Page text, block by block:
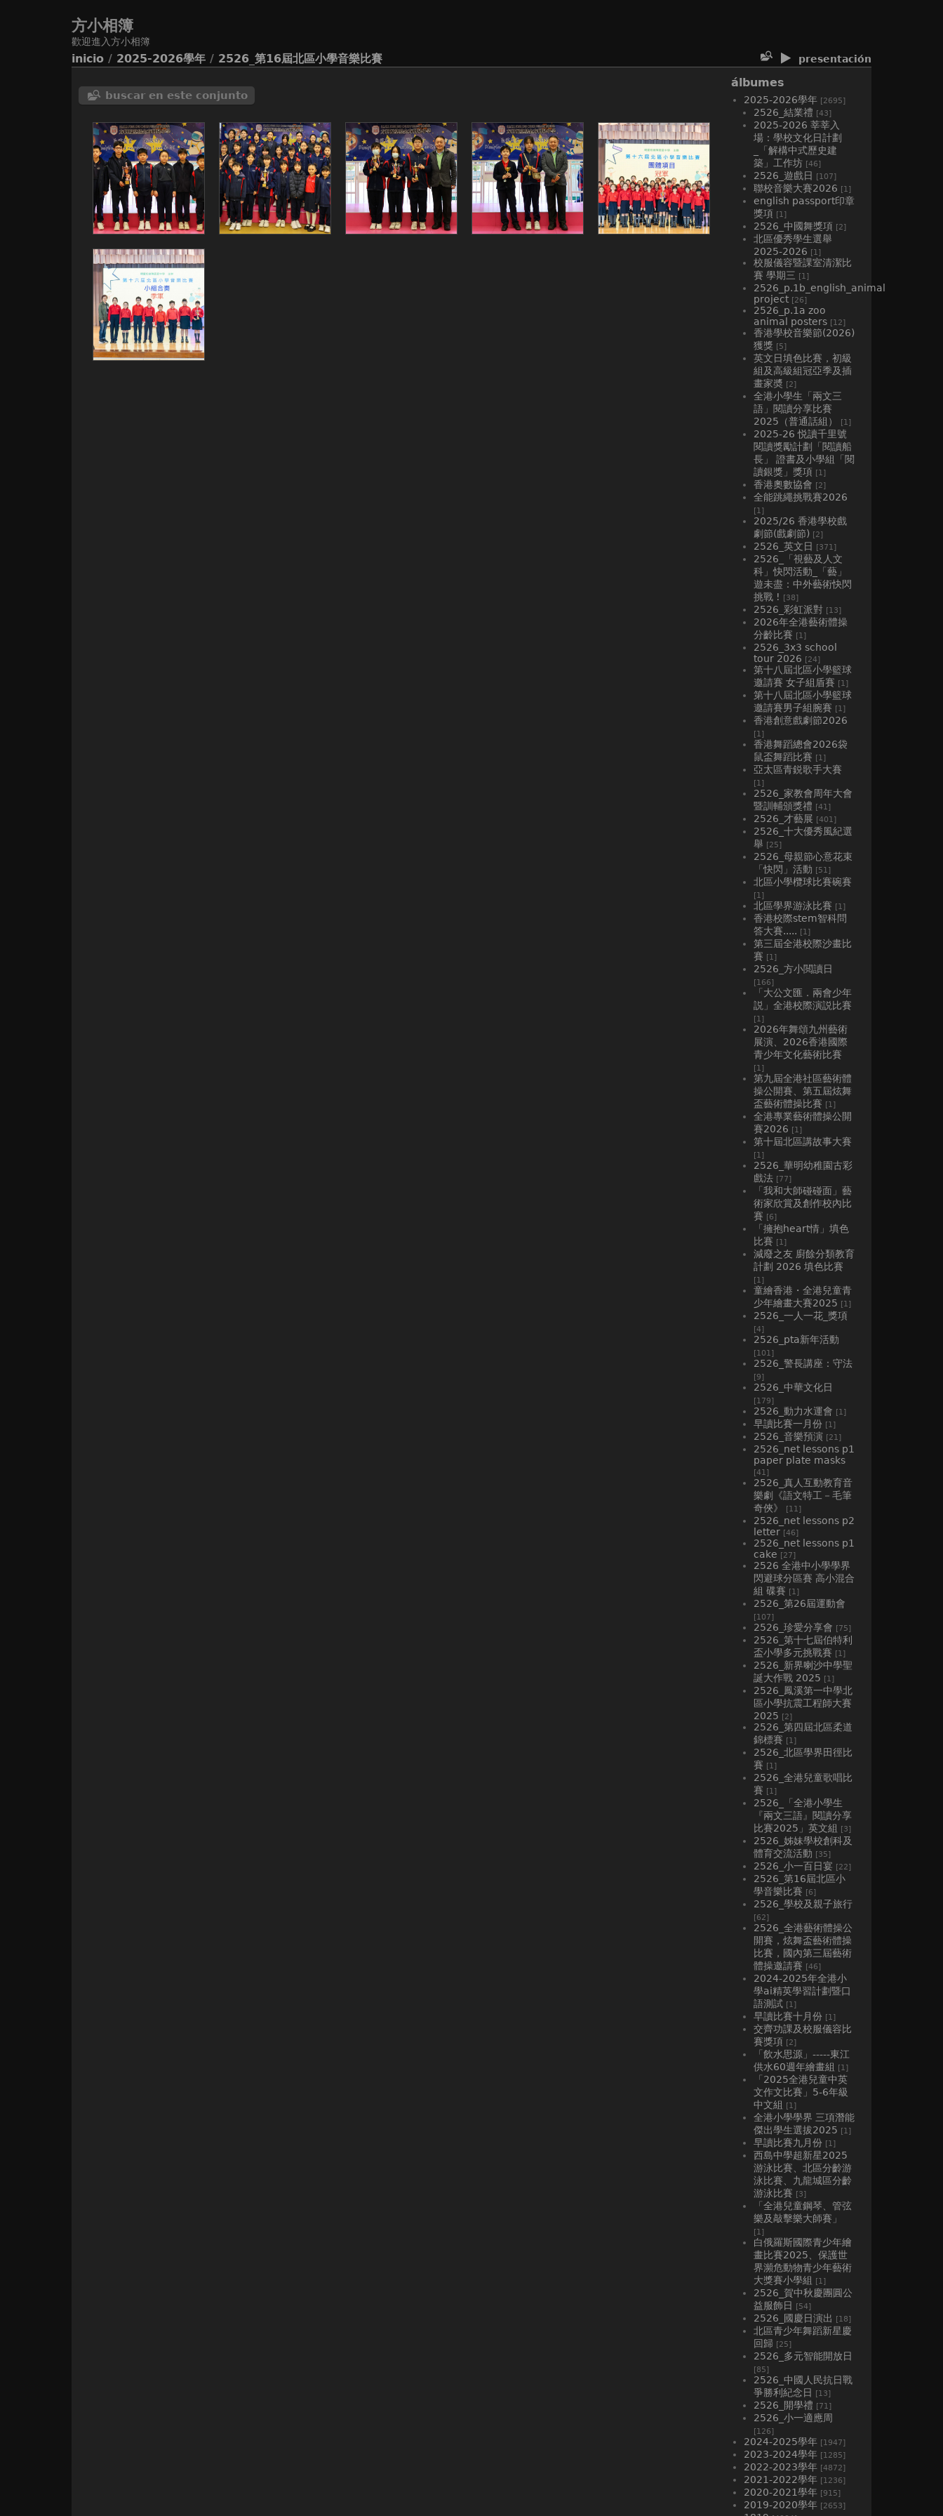
方小相簿
歡迎進入方小相簿
presentación
inicio / 2025-2026學年 / 2526_第16屆北區小學音樂比賽
buscar en este conjunto
álbumes
2025-2026學年 [2695]
2526_結業禮 [43]
2025-2026 莘莘入
場：學校文化日計劃
_「解構中式歷史建
築」工作坊 [46]
2526_遊戲日 [107]
聯校音樂大賽2026 [1]
english passport印章
獎項 [1]
2526_中國舞獎項 [2]
北區優秀學生選舉
2025-2026 [1]
校服儀容暨課室清潔比
賽 學期三 [1]
2526_p.1b_english_animal
project [26]
2526_p.1a zoo
animal posters [12]
香港學校音樂節(2026)
獲獎 [5]
英文日填色比賽，初級
組及高級組冠亞季及插
畫家奬 [2]
全港小學生「兩文三
語」閱讀分享比賽
2025（普通話組）
[1]
2025-26 悦讀千里號
閱讀獎勵計劃「閱讀船
長」 證書及小學組「閱
讀銀獎」獎項 [1]
香港奧數協會 [2]
全能跳繩挑戰賽2026
[1]
2025/26 香港學校戲
劇節(戲劇節) [2]
2526_英文日 [371]
2526_「視藝及人文
科」快閃活動_「藝」
遊未盡：中外藝術快閃
挑戰 ! [38]
2526_彩虹派對 [13]
2026年全港藝術體操
分齡比賽 [1]
2526_3x3 school
tour 2026 [24]
第十八屆北區小學籃球
邀請賽 女子組盾賽 [1]
第十八屆北區小學籃球
邀請賽男子組腕賽 [1]
香港創意戲劇節2026
[1]
香港舞蹈總會2026袋
鼠盃舞蹈比賽 [1]
亞太區青鋭歌手大賽
[1]
2526_家教會周年大會
暨訓輔頒獎禮 [41]
2526_才藝展 [401]
2526_十大優秀風紀選
舉 [25]
2526_母親節心意花束
「快閃」活動 [51]
北區小學欖球比賽碗賽
[1]
北區學界游泳比賽 [1]
香港校際stem智科問
答大賽..... [1]
第三屆全港校際沙畫比
賽 [1]
2526_方小閲讀日
[166]
「大公文匯．兩會少年
説」全港校際演説比賽
[1]
2026年舞頌九州藝術
展演、2026香港國際
青少年文化藝術比賽
[1]
第九屆全港社區藝術體
操公開賽、第五屆炫舞
盃藝術體操比賽 [1]
全港專業藝術體操公開
賽2026 [1]
第十屆北區講故事大賽
[1]
2526_華明幼稚園古彩
戲法 [77]
「我和大師碰碰面」藝
術家欣賞及創作校內比
賽 [6]
「擁抱heart情」填色
比賽 [1]
減廢之友 廚餘分類教育
計劃 2026 填色比賽
[1]
童繪香港・全港兒童青
少年繪畫大賽2025 [1]
2526_一人一花_獎項
[4]
2526_pta新年活動
[101]
2526_警長講座：守法
[9]
2526_中華文化日
[179]
2526_動力水運會 [1]
早讀比賽一月份 [1]
2526_音樂預演 [21]
2526_net lessons p1
paper plate masks
[41]
2526_真人互動教育音
樂劇《語文特工－毛筆
奇俠》
[11]
2526_net lessons p2
letter [46]
2526_net lessons p1
cake [27]
2526 全港中小學學界
閃避球分區賽 高小混合
組 碟賽 [1]
2526_第26屆運動會
[107]
2526_珍愛分享會 [75]
2526_第十七屆伯特利
盃小學多元挑戰賽 [1]
2526_新界喇沙中學聖
誕大作戰 2025 [1]
2526_鳳溪第一中學北
區小學抗震工程師大賽
2025 [2]
2526_第四屆北區柔道
錦標賽 [1]
2526_北區學界田徑比
賽 [1]
2526_全港兒童歌唱比
賽 [1]
2526_「全港小學生
『兩文三語』閱讀分享
比賽2025」英文組 [3]
2526_姊妹學校創科及
體育交流活動 [35]
2526_小一百日宴 [22]
2526_第16屆北區小
學音樂比賽 [6]
2526_學校及親子旅行
[62]
2526_全港藝術體操公
開賽，炫舞盃藝術體操
比賽，國內第三屆藝術
體操邀請賽 [46]
2024-2025年全港小
學ai精英學習計劃暨口
語測試 [1]
早讀比賽十月份 [1]
交齊功課及校服儀容比
賽獎項 [2]
「飲水思源」-----東江
供水60週年繪畫組 [1]
「2025全港兒童中英
文作文比賽」5-6年級
中文組 [1]
全港小學學界 三項潛能
傑出學生選拔2025 [1]
早讀比賽九月份 [1]
西島中學超新星2025
游泳比賽、北區分齡游
泳比賽、九龍城區分齡
游泳比賽 [3]
「全港兒童鋼琴、管弦
樂及敲擊樂大師賽」
[1]
白俄羅斯國際青少年繪
畫比賽2025、⁠保護世
界瀕危動物青少年藝術
大獎賽小學組 [1]
2526_賀中秋慶團圓公
益服飾日 [54]
2526_國慶日演出 [18]
北區青少年舞蹈新星慶
回歸 [25]
2526_多元智能開放日
[85]
2526_中國人民抗日戰
爭勝利紀念日 [13]
2526_開學禮 [71]
2526_小一適應周
[126]
2024-2025學年 [1947]
2023-2024學年 [1285]
2022-2023學年 [4872]
2021-2022學年 [1236]
2020-2021學年 [915]
2019-2020學年 [2653]